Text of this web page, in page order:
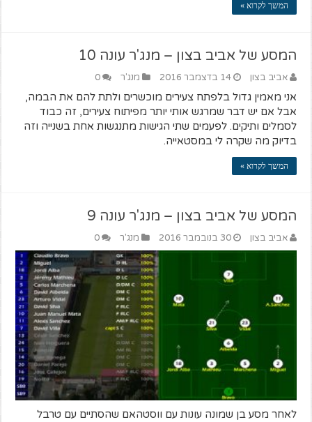
המשך לקרוא »
המסע של אביב בצון – מנג'ר עונה 10
אביב בצון 14 בדצמבר 2016 מנג'ר 0
אני מאמין גדול בלפתח צעירים מוכשרים ולתת להם את הבמה,
אבל אם יש דבר שמרגש אותי יותר מפיתוח צעירים, זה כבוד
לסמלים ותיקים. לפעמים שתי הגישות מתנגשות אחת בשנייה וזה
בדיוק מה שקרה לי במסטאייה.
המשך לקרוא »
המסע של אביב בצון – מנג'ר עונה 9
אביב בצון 30 בנובמבר 2016 מנג'ר 0
לאחר מסע בן שמונה עונות עם ווסטהאם שהסתיים עם טרבל